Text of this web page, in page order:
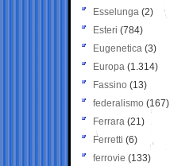
Esselunga (2)
Esteri (784)
Eugenetica (3)
Europa (1.314)
Fassino (13)
federalismo (167)
Ferrara (21)
Ferretti (6)
ferrovie (133)